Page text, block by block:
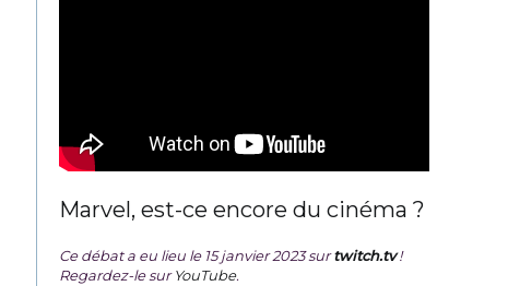
Marvel, est-ce encore du cinéma ?
Ce débat a eu lieu le 15 janvier 2023 surtwitch.tv !
Regardez-le surYouTube.